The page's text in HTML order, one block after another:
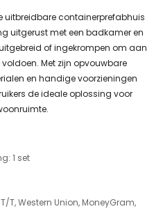
uitbreidbare containerprefabhuis
uitgerust met een badkamer en
of ingekrompen om aan
Met zijn opvouwbare
en handige voorzieningen
de ideale oplossing voor
1 set
T/T, Western Union, MoneyGram,